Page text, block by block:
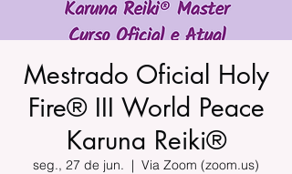
Mestrado Oficial Holy
Fire® III World Peace
Karuna Reiki®
seg., 27 de jun.
  |
Via Zoom (zoom.us)